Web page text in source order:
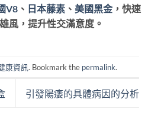
V8 、 日本藤素 、 美國黑金 ，快速
風，提升性交滿意度。
康資訊. Bookmark the permalink.
引發陽痿的具體病因的分析